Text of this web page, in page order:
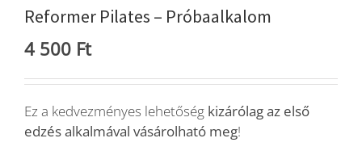
Rólunk
Karrier
Reformer Pilates – Próbaalkalom
4 500 Ft
Ez a kedvezményes lehetőség kizárólag az első
edzés alkalmával vásárolható meg!